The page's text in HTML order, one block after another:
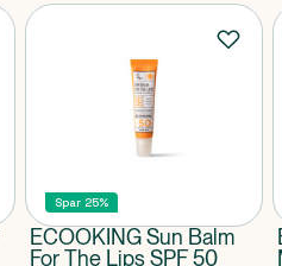
Spar 25%
ECOOKING Sun Balm
For The Lips SPF 50